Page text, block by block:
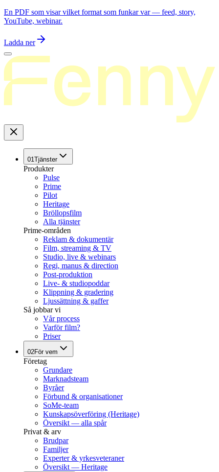
En PDF som visar vilket format som funkar var — feed, story,
YouTube, webinar.
Ladda ner
01Tjänster
Produkter
Pulse
Prime
Pilot
Heritage
Bröllopsfilm
Alla tjänster
Prime-områden
Reklam & dokumentär
Film, streaming & TV
Studio, live & webinars
Regi, manus & direction
Post-produktion
Live- & studiopoddar
Klippning & gradering
Ljussättning & gaffer
Så jobbar vi
Vår process
Varför film?
Priser
02För vem
Företag
Grundare
Marknadsteam
Byråer
Förbund & organisationer
SoMe-team
Kunskapsöverföring (Heritage)
Översikt — alla spår
Privat & arv
Brudpar
Familjer
Experter & yrkesveteraner
Översikt — Heritage